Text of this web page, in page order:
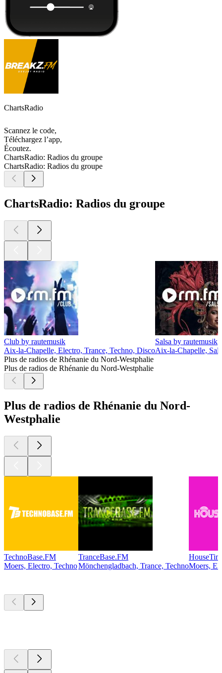
ChartsRadio
Scannez le code,
Téléchargez l’app,
Écoutez.
ChartsRadio: Radios du groupe
ChartsRadio: Radios du groupe
ChartsRadio: Radios du groupe
Club by rautemusik
Aix-la-Chapelle, Electro, Trance, Techno, Disco
Salsa by rautemusik
Aix-la-Chapelle,
Plus de radios de Rhénanie du Nord-Westphalie
Plus de radios de Rhénanie du Nord-Westphalie
Plus de radios de Rhénanie du Nord-
Westphalie
TechnoBase.FM
Moers, Electro, Techno
TranceBase.FM
Mönchengladbach, Trance, TechnoMoers,